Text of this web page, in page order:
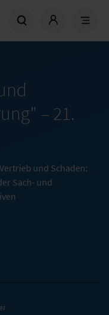
– 21.
und Schaden:
Sach- und